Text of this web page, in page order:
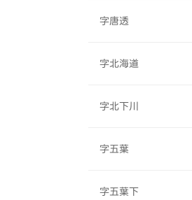
字唐透
字北海道
字北下川
字五葉
字五葉下